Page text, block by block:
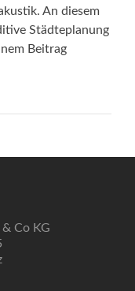
An diesem
Städteplanung
Beitrag
Co KG